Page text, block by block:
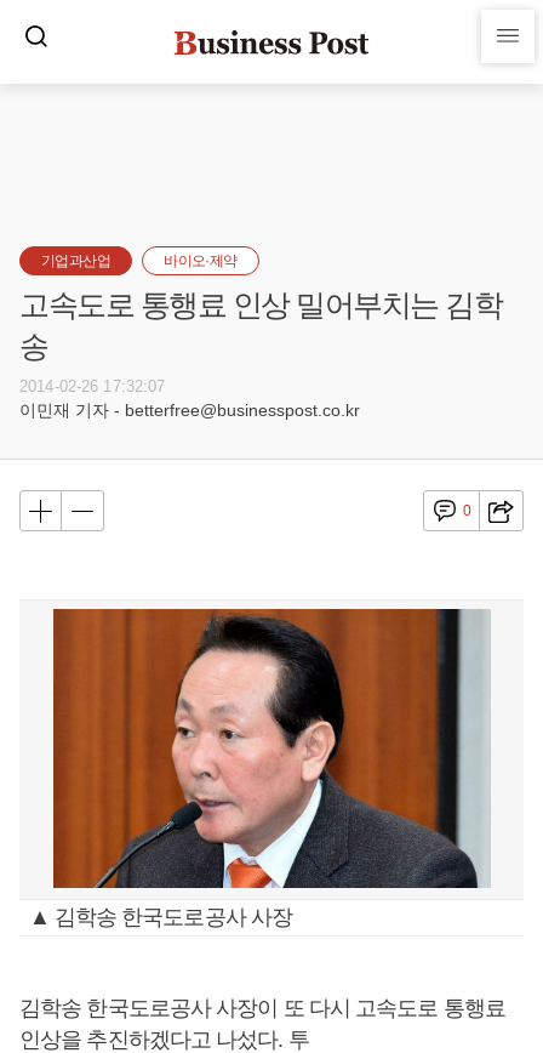
기업과산업 바이오·제약
고속도로 통행료 인상 밀어부치는 김학
송
2014-02-26 17:32:07
이민재 기자 - betterfree@businesspost.co.kr
0
▲ 김학송 한국도로공사 사장
김학송 한국도로공사 사장이 또 다시 고속도로 통행료
인상을 추진하겠다고 나섰다. 투